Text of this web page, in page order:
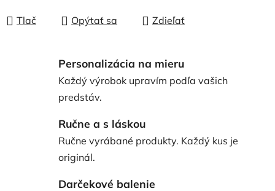
Tlač Opýtať sa Zdieľať
Personalizácia na mieru
Každý výrobok upravím podľa vašich
predstáv.
Ručne a s láskou
Ručne vyrábané produkty. Každý kus je
originál.
Darčekové balenie